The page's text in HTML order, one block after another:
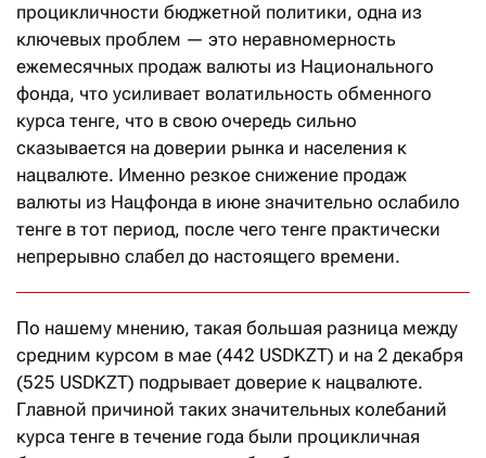
процикличности бюджетной политики, одна из
ключевых проблем — это неравномерность
ежемесячных продаж валюты из Национального
фонда, что усиливает волатильность обменного
курса тенге, что в свою очередь сильно
сказывается на доверии рынка и населения к
нацвалюте. Именно резкое снижение продаж
валюты из Нацфонда в июне значительно ослабило
тенге в тот период, после чего тенге практически
непрерывно слабел до настоящего времени.
По нашему мнению, такая большая разница между
средним курсом в мае (442 USDKZT) и на 2 декабря
(525 USDKZT) подрывает доверие к нацвалюте.
Главной причиной таких значительных колебаний
курса тенге в течение года были процикличная